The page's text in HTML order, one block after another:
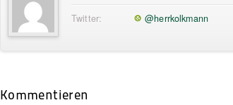
Twitter:
@herrkolkmann
Kommentieren